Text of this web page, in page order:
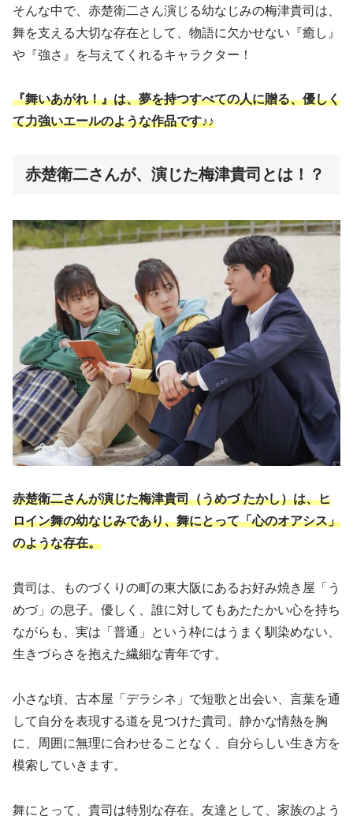
そんな中で、赤楚衛二さん演じる幼なじみの梅津貴司は、
舞を支える大切な存在として、物語に欠かせない『癒し』
や『強さ』を与えてくれるキャラクター！
『舞いあがれ！』は、夢を持つすべての人に贈る、優しく
て力強いエールのような作品です♪♪
赤楚衛二さんが、演じた梅津貴司とは！？
赤楚衛二さんが演じた梅津貴司（うめづ たかし）は、ヒ
ロイン舞の幼なじみであり、舞にとって「心のオアシス」
のような存在。
貴司は、ものづくりの町の東大阪にあるお好み焼き屋「う
めづ」の息子。優しく、誰に対してもあたたかい心を持ち
ながらも、実は「普通」という枠にはうまく馴染めない、
生きづらさを抱えた繊細な青年です。
小さな頃、古本屋「デラシネ」で短歌と出会い、言葉を通
して自分を表現する道を見つけた貴司。静かな情熱を胸
に、周囲に無理に合わせることなく、自分らしい生き方を
模索していきます。
舞にとって、貴司は特別な存在。友達として、家族のよう